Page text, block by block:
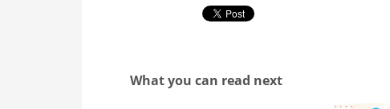
What you can read next